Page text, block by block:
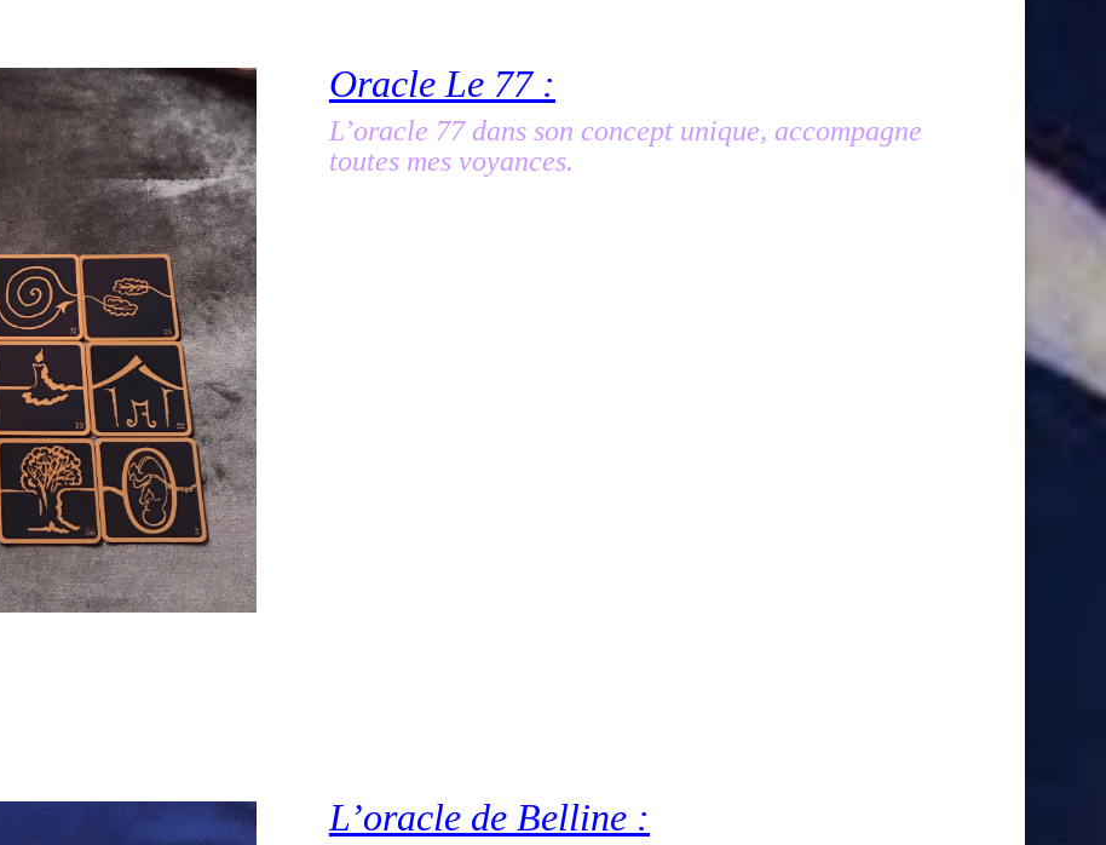
Oracle Le 77 :
L’oracle 77 dans son concept unique, accompagne
toutes mes voyances.
L’oracle de Belline :